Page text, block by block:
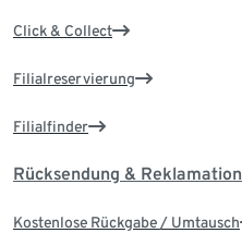
Click & Collect
Filialreservierung
Filialfinder
Rücksendung & Reklamation
Kostenlose Rückgabe / Umtausch